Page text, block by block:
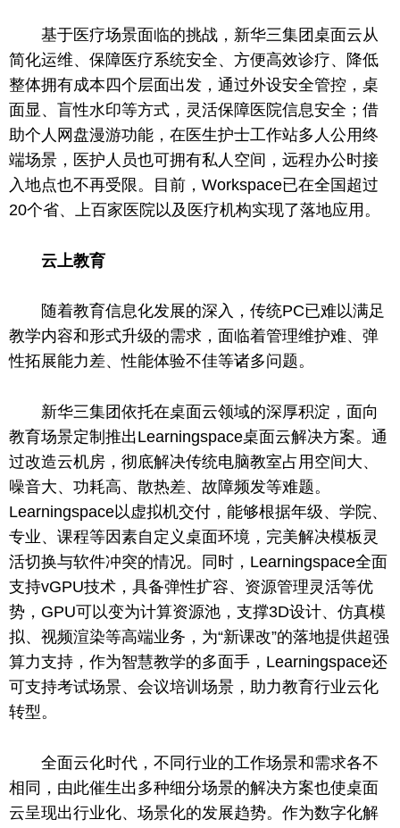
基于医疗场景面临的挑战，新华三集团桌面云从
简化运维、保障医疗系统安全、方便高效诊疗、降低
整体拥有成本四个层面出发，通过外设安全管控，桌
面显、盲性水印等方式，灵活保障医院信息安全；借
助个人网盘漫游功能，在医生护士工作站多人公用终
端场景，医护人员也可拥有私人空间，远程办公时接
入地点也不再受限。目前，Workspace已在全国超过
20个省、上百家医院以及医疗机构实现了落地应用。
云上教育
随着教育信息化发展的深入，传统PC已难以满足
教学内容和形式升级的需求，面临着管理维护难、弹
性拓展能力差、性能体验不佳等诸多问题。
新华三集团依托在桌面云领域的深厚积淀，面向
教育场景定制推出Learningspace桌面云解决方案。通
过改造云机房，彻底解决传统电脑教室占用空间大、
噪音大、功耗高、散热差、故障频发等难题。
Learningspace以虚拟机交付，能够根据年级、学院、
专业、课程等因素自定义桌面环境，完美解决模板灵
活切换与软件冲突的情况。同时，Learningspace全面
支持vGPU技术，具备弹性扩容、资源管理灵活等优
势，GPU可以变为计算资源池，支撑3D设计、仿真模
拟、视频渲染等高端业务，为“新课改”的落地提供超强
算力支持，作为智慧教学的多面手，Learningspace还
可支持考试场景、会议培训场景，助力教育行业云化
转型。
全面云化时代，不同行业的工作场景和需求各不
相同，由此催生出多种细分场景的解决方案也使桌面
云呈现出行业化、场景化的发展趋势。作为数字化解